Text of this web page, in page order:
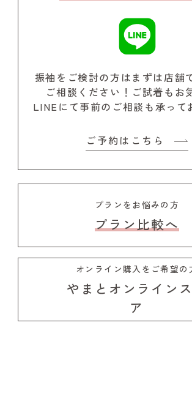
振袖をご検討の方はまずは店舗
ご相談ください！ ご試着もお
LINEにて事前のご相談も承って
ご予約はこちら
プランをお悩みの方
プラン比較へ
オンライン購入をご希望の
やまとオンライン
ア